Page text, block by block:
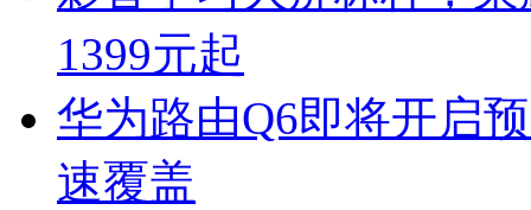
1399元起
华为路由Q6即将开启
速覆盖